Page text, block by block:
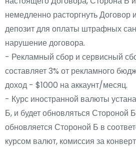
немедленно расторгнуть Договор
депозит для оплаты штрафных
нарушение договора.
- Рекламный сбор и сервисный
составляет 3% от рекламного
доход - $1000 на аккаунт/месяц.
- Курс иностранной валюты
Б, и будет обновляться Стороной
обновляется Стороной Б в
курсом валют, комиссия за